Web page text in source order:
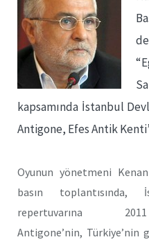
kapsamında İstanbul
Antigone, Efes Antik
Oyunun yönetmeni
basın
repertuvarına
Antigone’nin,